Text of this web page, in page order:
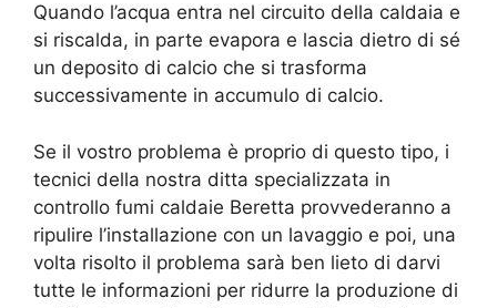
Quando l’acqua entra nel circuito della caldaia e
si riscalda, in parte evapora e lascia dietro di sé
un deposito di calcio che si trasforma
successivamente in accumulo di calcio.
Se il vostro problema è proprio di questo tipo, i
tecnici della nostra ditta specializzata in
controllo fumi caldaie Beretta provvederanno a
ripulire l’installazione con un lavaggio e poi, una
volta risolto il problema sarà ben lieto di darvi
tutte le informazioni per ridurre la produzione di